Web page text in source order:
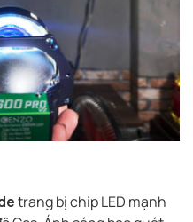
trang bị chip LED mạnh